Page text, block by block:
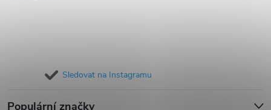
Sledovat na Instagramu
Populární značky